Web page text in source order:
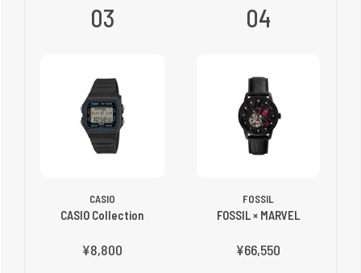
03
CASIO
CASIO Collection
¥8,800
04
FOSSIL
FOSSIL × MARVEL
¥66,550